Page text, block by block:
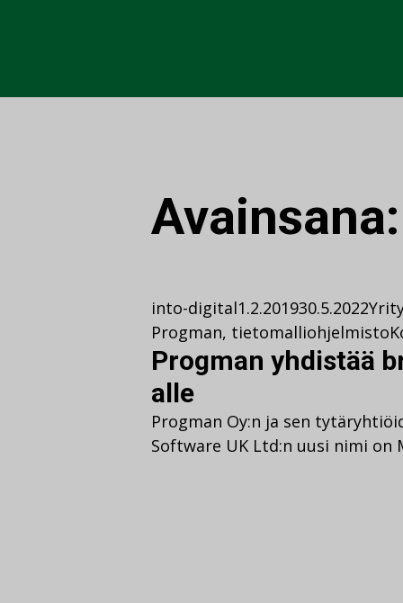
into-digital1.2.201930.5.2022
Progman, tietomalliohjelmisto
Progman yhdistää
alle
Progman Oy:n ja sen
Software UK Ltd:n uusi nimi on